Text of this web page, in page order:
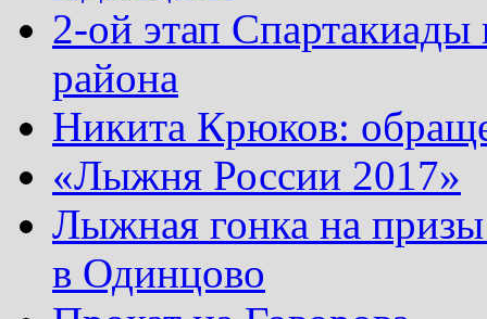
2-ой этап
района
Никита Крюков:
«Лыжня России 2017»
Лыжная гонка на
в Одинцово